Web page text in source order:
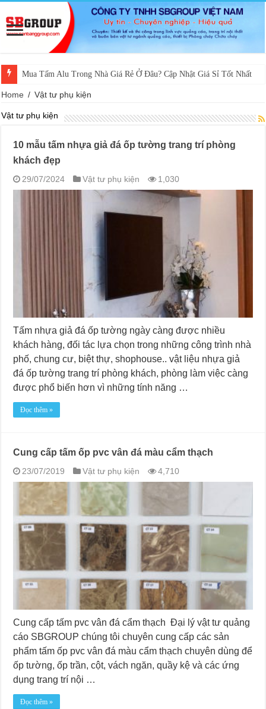
Mua Tấm Alu Trong Nhà Giá Rẻ Ở Đâu? Cập Nhật Giá Sỉ Tốt Nhất
Home / Vật tư phụ kiện
Vật tư phụ kiện
10 mẫu tấm nhựa giả đá ốp tường trang trí phòng
khách đẹp
29/07/2024 Vật tư phụ kiện 1,030
Tấm nhựa giả đá ốp tường ngày càng được nhiều
khách hàng, đối tác lựa chọn trong những công trình nhà
phố, chung cư, biệt thự, shophouse.. vật liệu nhựa giả
đá ốp tường trang trí phòng khách, phòng làm việc càng
được phổ biến hơn vì những tính năng …
Đọc thêm »
Cung cấp tấm ốp pvc vân đá màu cẩm thạch
23/07/2019 Vật tư phụ kiện 4,710
Cung cấp tấm pvc vân đá cẩm thạch Đại lý vật tư quảng
cáo SBGROUP chúng tôi chuyên cung cấp các sản
phẩm tấm ốp pvc vân đá màu cẩm thạch chuyên dùng để
ốp tường, ốp trần, cột, vách ngăn, quầy kệ và các ứng
dụng trang trí nội …
Đọc thêm »